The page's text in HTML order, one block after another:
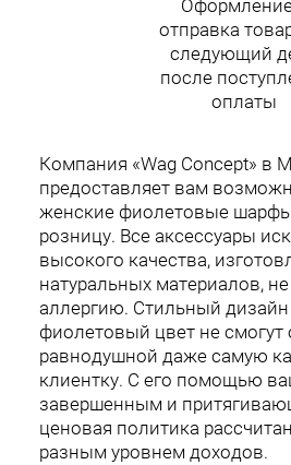
отправка
следующий
после
оплаты
Компания «Wag Concept» в
предоставляет вам
женские фиолетовые
розницу. Все аксессуары
высокого качества,
натуральных материалов,
аллергию. Стильный
фиолетовый цвет не смогут
равнодушной даже самую
клиентку. С его помощью
завершенным и
ценовая политика
разным уровнем доходов.